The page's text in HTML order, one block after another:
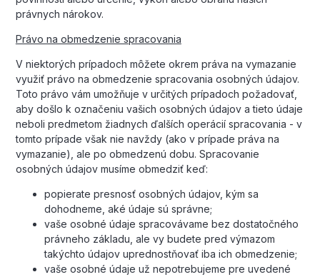
právnych nárokov.
Právo na obmedzenie spracovania
V niektorých prípadoch môžete okrem práva na vymazanie
využiť právo na obmedzenie spracovania osobných údajov.
Toto právo vám umožňuje v určitých prípadoch požadovať,
aby došlo k označeniu vašich osobných údajov a tieto údaje
neboli predmetom žiadnych ďalších operácií spracovania - v
tomto prípade však nie navždy (ako v prípade práva na
vymazanie), ale po obmedzenú dobu. Spracovanie
osobných údajov musíme obmedziť keď:
popierate presnosť osobných údajov, kým sa
dohodneme, aké údaje sú správne;
vaše osobné údaje spracovávame bez dostatočného
právneho základu, ale vy budete pred výmazom
takýchto údajov uprednostňovať iba ich obmedzenie;
vaše osobné údaje už nepotrebujeme pre uvedené